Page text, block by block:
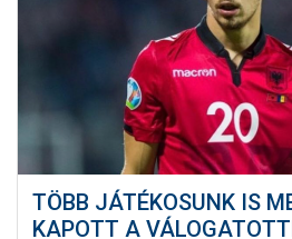
TÖBB JÁTÉKOSUNK IS
KAPOTT A